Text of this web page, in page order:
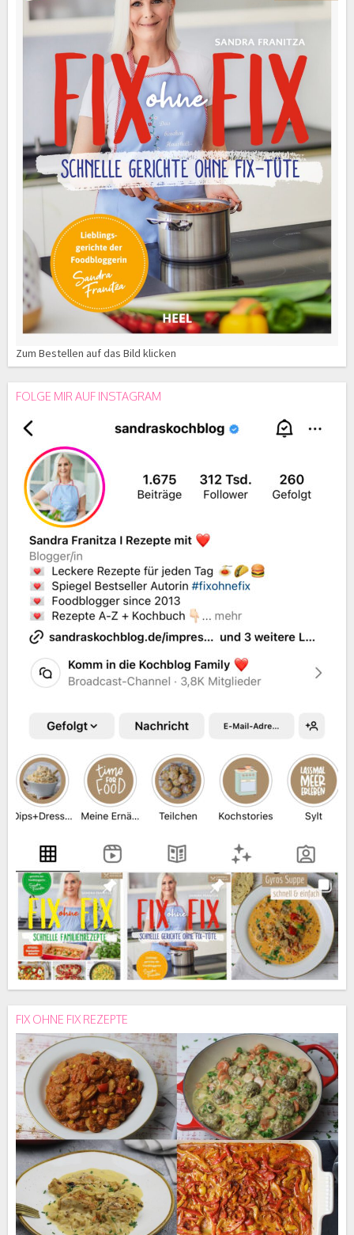
Zum Bestellen auf das Bild klicken
FOLGE MIR AUF INSTAGRAM
FIX OHNE FIX REZEPTE